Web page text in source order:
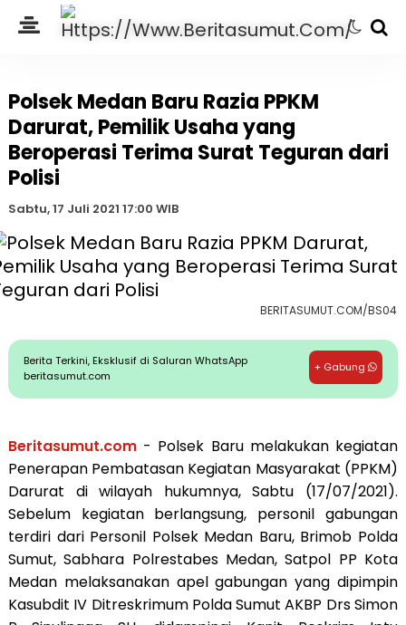
Polsek Medan Baru Razia PPKM
Darurat, Pemilik Usaha yang
Beroperasi Terima Surat Teguran dari
Polisi
Sabtu, 17 Juli 2021 17:00 WIB
BERITASUMUT.COM/BS04
Berita Terkini, Eksklusif di Saluran WhatsApp
beritasumut.com
+ Gabung
Beritasumut.com- Polsek Baru melakukan kegiatan
Penerapan Pembatasan Kegiatan Masyarakat (PPKM)
Darurat di wilayah hukumnya, Sabtu (17/07/2021).
Sebelum kegiatan berlangsung, personil gabungan
terdiri dari Personil Polsek Medan Baru, Brimob Polda
Sumut, Sabhara Polrestabes Medan, Satpol PP Kota
Medan melaksanakan apel gabungan yang dipimpin
Kasubdit IV Ditreskrimum Polda Sumut AKBP Drs Simon